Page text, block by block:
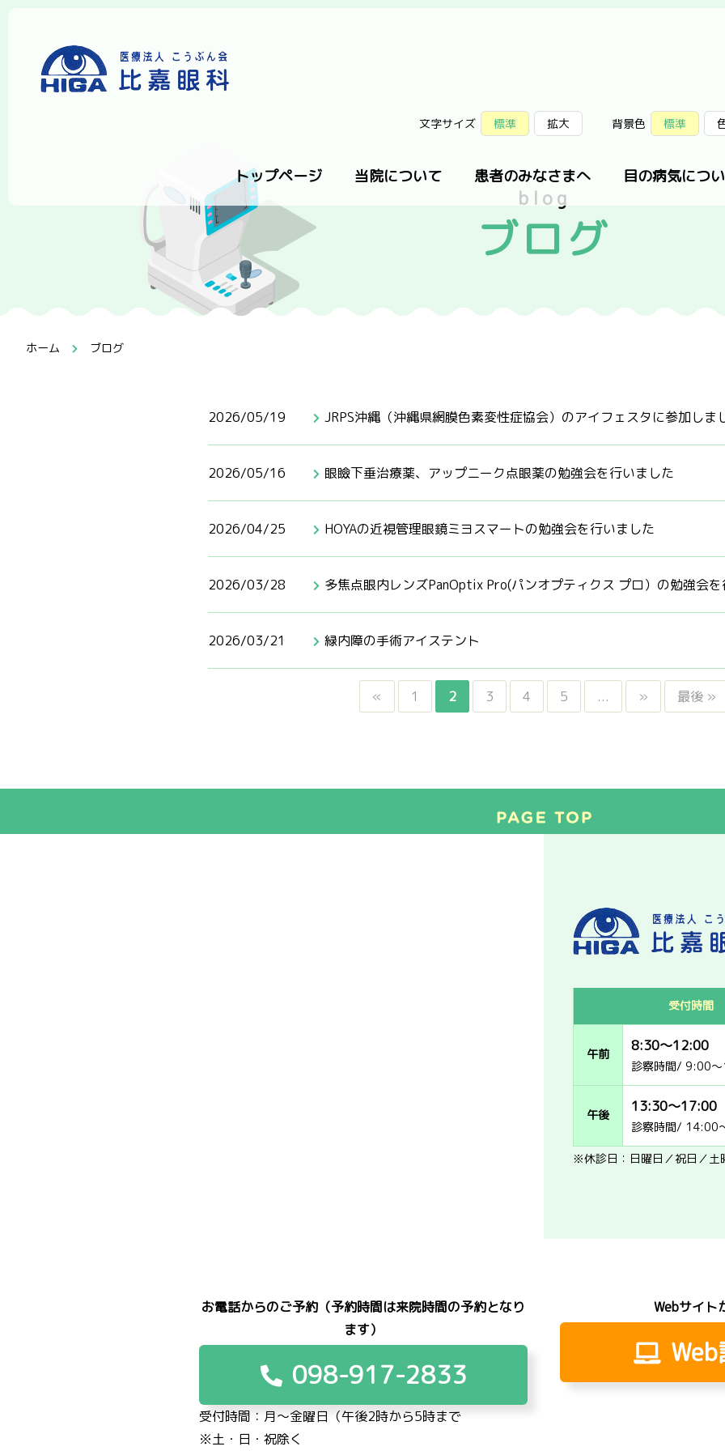
背景色 標準
文字サイズ 標準 拡大
トップページ 当院について 患者のみなさまへ 目の病気につ
blog
ブログ
ホーム ブログ
2026/05/19 JRPS沖縄（沖縄県網膜色素変性症協会）のアイフェスタに参加しま
2026/05/16 眼瞼下垂治療薬、アップニーク点眼薬の勉強会を行いました
2026/04/25 HOYAの近視管理眼鏡ミヨスマートの勉強会を行いました
2026/03/28 多焦点眼内レンズPanOptix Pro(パンオプティクス プロ）の勉強会
2026/03/21 緑内障の手術アイステント
« 1 2 3 4 5 ... » 最後 »
受付時間
午前 8:30～12:00
診察時間/ 9:00
午後 13:30～17:00
診察時間/ 14:00
※休診日：日曜日／祝日／土
お電話からのご予約（予約時間は来院時間の予約となり
ます）
098-917-2833
受付時間：月〜金曜日（午後2時から5時まで
※土・日・祝除く
Webサイト